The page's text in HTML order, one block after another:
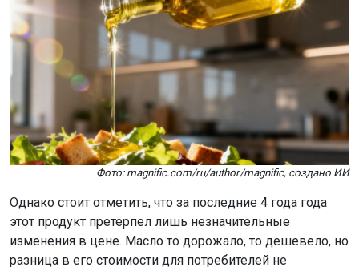
Фото: magnific.com/ru/author/magnific, создано ИИ
Однако стоит отметить, что за последние 4 года года
этот продукт претерпел лишь незначительные
изменения в цене. Масло то дорожало, то дешевело, но
разница в его стоимости для потребителей не